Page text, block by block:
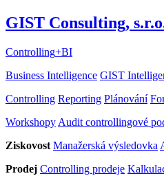
GIST Consulting,
Controlling+BI
Business Intelligence GIST
Controlling Reporting Plánování
Workshopy Audit controllingové
Ziskovost Manažerská výsledovka
Prodej Controlling prodeje